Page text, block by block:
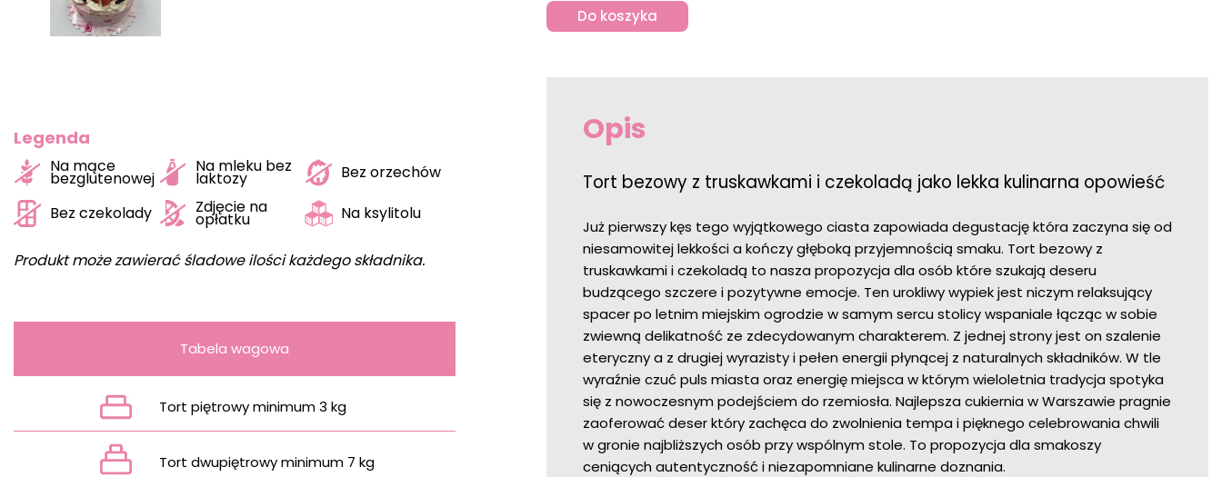
Legenda
Na mące
bezglutenowej
Na mleku bez
laktozy
Bez orzechów
Bez czekolady
Zdjęcie na
opłatku Na ksylitolu
Produkt może zawierać śladowe ilości każdego składnika.
Tabela wagowa
Tort piętrowy minimum 3 kg
Tort dwupiętrowy minimum 7 kg
Do koszyka
Opis
Tort bezowy z truskawkami i czekoladą jako lekka kulinarna opowieść
Już pierwszy kęs tego wyjątkowego ciasta zapowiada degustację która zaczyna się od
niesamowitej lekkości a kończy głęboką przyjemnością smaku. Tort bezowy z
truskawkami i czekoladą to nasza propozycja dla osób które szukają deseru
budzącego szczere i pozytywne emocje. Ten urokliwy wypiek jest niczym relaksujący
spacer po letnim miejskim ogrodzie w samym sercu stolicy wspaniale łącząc w sobie
zwiewną delikatność ze zdecydowanym charakterem. Z jednej strony jest on szalenie
eteryczny a z drugiej wyrazisty i pełen energii płynącej z naturalnych składników. W tle
wyraźnie czuć puls miasta oraz energię miejsca w którym wieloletnia tradycja spotyka
się z nowoczesnym podejściem do rzemiosła. Najlepsza cukiernia w Warszawie pragnie
zaoferować deser który zachęca do zwolnienia tempa i pięknego celebrowania chwili
w gronie najbliższych osób przy wspólnym stole. To propozycja dla smakoszy
ceniących autentyczność i niezapomniane kulinarne doznania.